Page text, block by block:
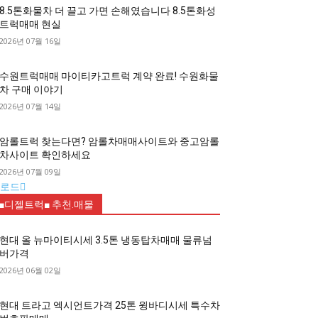
8.5톤화물차 더 끌고 가면 손해였습니다 8.5톤화성
트럭매매 현실
2026년 07월 16일
수원트럭매매 마이티카고트럭 계약 완료! 수원화물
차 구매 이야기
2026년 07월 14일
암롤트럭 찾는다면? 암롤차매매사이트와 중고암롤
차사이트 확인하세요
2026년 07월 09일
드
디젤트럭■ 추천.매물
현대 올 뉴마이티시세 3.5톤 냉동탑차매매 물류넘
버가격
2026년 06월 02일
현대 트라고 엑시언트가격 25톤 윙바디시세 특수차